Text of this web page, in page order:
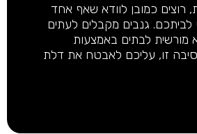
רוצים כמובן לוודא שאף אחד
לביתכם. גנבים מקבלים לעתים
מורשית לבתים באמצעות
זו, עליכם לאבטח את דלת